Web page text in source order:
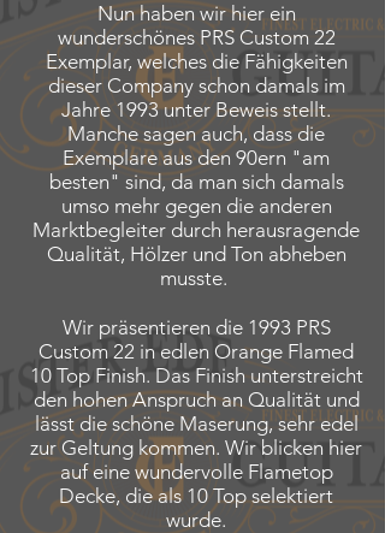
Nun haben wir hier ein
wunderschönes PRS Custom 22
Exemplar, welches die Fähigkeiten
dieser Company schon damals im
Jahre 1993 unter Beweis stellt.
Manche sagen auch, dass die
Exemplare aus den 90ern "am
besten" sind, da man sich damals
umso mehr gegen die anderen
Marktbegleiter durch herausragende
Qualität, Hölzer und Ton abheben
musste.
Wir präsentieren die 1993 PRS
Custom 22 in edlen Orange Flamed
10 Top Finish. Das Finish unterstreicht
den hohen Anspruch an Qualität und
lässt die schöne Maserung, sehr edel
zur Geltung kommen. Wir blicken hier
auf eine wundervolle Flametop
Decke, die als 10 Top selektiert
wurde.